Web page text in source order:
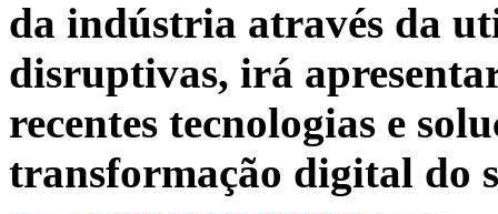
da indústria através da
disruptivas, irá
recentes tecnologias e
transformação digital do